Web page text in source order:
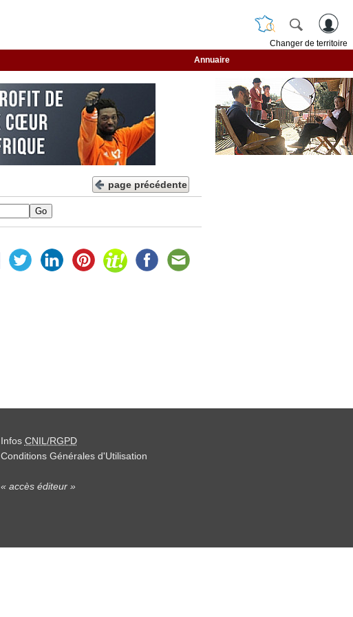
Changer de territoire
Annuaire
page précédente
Infos CNIL/RGPD
Conditions Générales d'Utilisation
« accès éditeur »